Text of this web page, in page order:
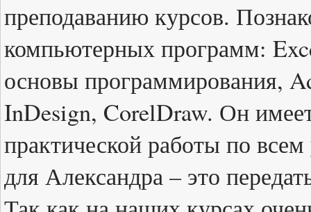
преподаванию курсов.
компьютерных программ:
основы программирования,
InDesign, CorelDraw. Он
практической работы по
для Александра – это